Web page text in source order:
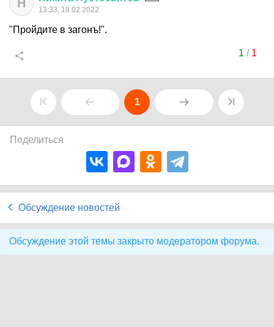
Н 13:33, 18.02.2022
"Пройдите в загонъ!".
1 / 1
1
Поделиться
Обсуждение новостей
Обсуждение этой темы закрыто модератором форума.